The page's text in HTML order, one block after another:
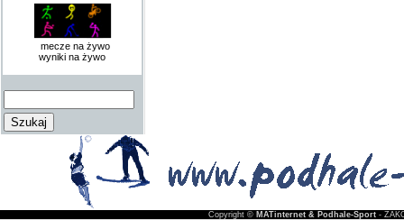
mecze na żywo
wyniki na żywo
Copyright © MATinternet & Podhale-Sport-